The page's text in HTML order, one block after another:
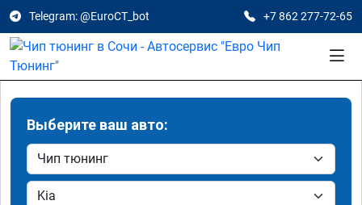
Telegram: @EuroCT_bot +7 862 277-72-65
Выберите ваш авто: